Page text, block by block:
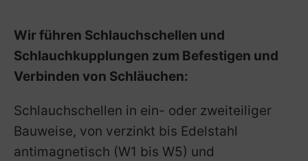
Wir führen Schlauchschellen und
Schlauchkupplungen zum Befestigen und
Verbinden von Schläuchen:
Schlauchschellen in ein- oder zweiteiliger
Bauweise, von verzinkt bis Edelstahl
antimagnetisch (W1 bis W5) und